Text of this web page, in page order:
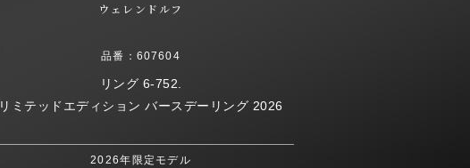
ウェレンドルフ
品番：607604
リング 6-752.
リミテッドエディション バースデーリング 2026
2026年限定モデル